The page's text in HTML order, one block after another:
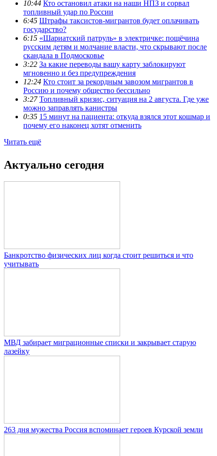
10:44 Кто остановил атаки на наши НПЗ и сорвал
топливный удар по России
6:45 Штрафы таксистов-мигрантов будет оплачивать
государство?
6:15 «Шариатский патруль» в электричке: пощёчина
русским детям и молчание власти, что скрывают после
скандала в Подмосковье
3:22 За какие переводы вашу карту заблокируют
мгновенно и без предупреждения
12:24 Кто стоит за рекордным завозом мигрантов в
Россию и почему общество бессильно
3:27 Топливный кризис, ситуация на 2 августа. Где уже
можно заправлять канистры
0:35 15 минут на пациента: откуда взялся этот кошмар и
почему его наконец хотят отменить
Читать ещё
Актуально сегодня
Банкротство физических лиц когда стоит решиться и что
учитывать
МВД забирает миграционные списки и закрывает старую
лазейку
263 дня мужества Россия вспоминает героев Курской земли